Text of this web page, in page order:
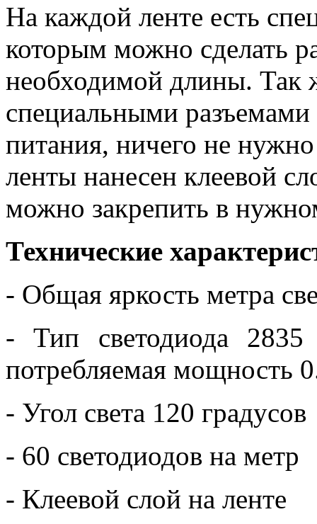
На каждой ленте есть
которым можно сделать
необходимой длины. Так
специальными
питания, ничего не
ленты нанесен клеевой
можно закрепить в
Технические
- Общая яркость метра
- Тип светодиода 2835
потребляемая мощность
- Угол света 120 градусов
- 60 светодиодов на метр
- Клеевой слой на ленте